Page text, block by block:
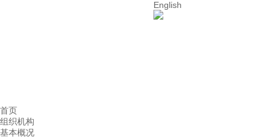
English
首页
组织机构
基本概况